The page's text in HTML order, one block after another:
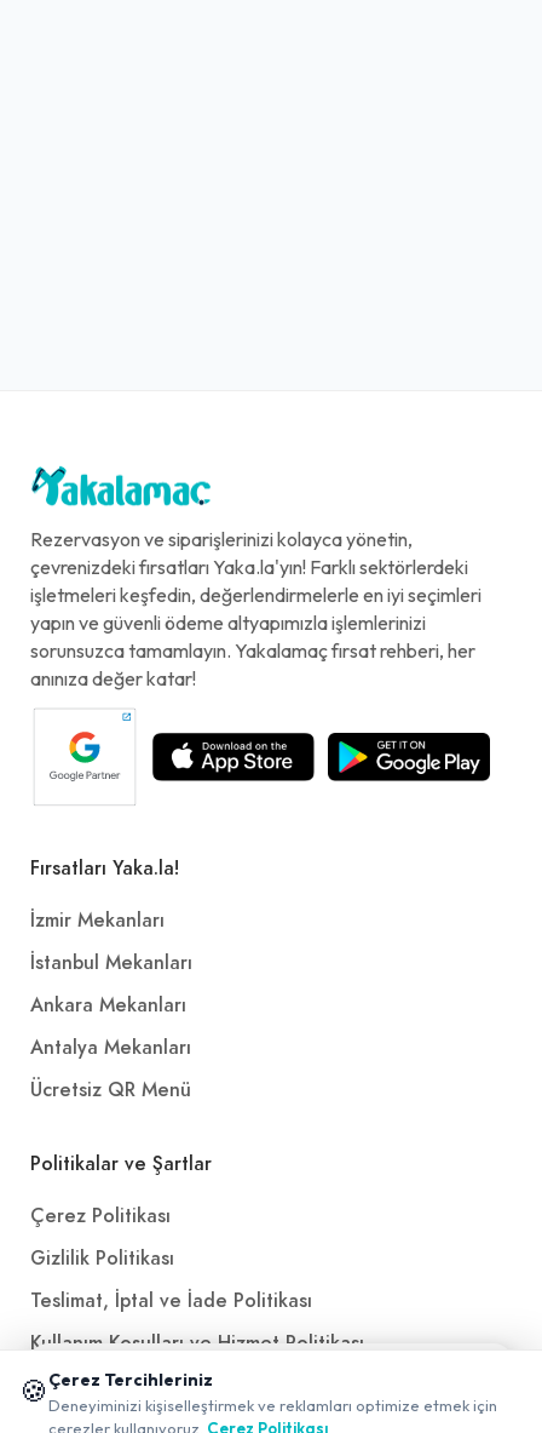
Rezervasyon ve siparişlerinizi kolayca yönetin,
çevrenizdeki fırsatları Yaka.la'yın! Farklı sektörlerdeki
işletmeleri keşfedin, değerlendirmelerle en iyi seçimleri
yapın ve güvenli ödeme altyapımızla işlemlerinizi
sorunsuzca tamamlayın. Yakalamaç fırsat rehberi, her
anınıza değer katar!
Fırsatları Yaka.la!
İzmir Mekanları
İstanbul Mekanları
Ankara Mekanları
Antalya Mekanları
Ücretsiz QR Menü
Politikalar ve Şartlar
Çerez Politikası
Gizlilik Politikası
Teslimat, İptal ve İade Politikası
Kullanım Koşulları ve Hizmet Politikası
KVKK Politikası
🍪 Çerez Tercihleriniz
Deneyiminizi kişiselleştirmek ve reklamları optimize etmek için
çerezler kullanıyoruz. Çerez Politikası
📱 Mobil uygulamamızı keşfedin!
✖